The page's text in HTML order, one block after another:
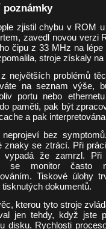
poznámky
zjistil chybu v ROM
zavedl novou verzi
čipu z 33 MHz na
stroje získaly na
největších problémů
na seznam výše,
portu nebo
paměti, pak být
a pak
neprojeví bez
znaky se ztrácí. Při
vypadá že zamrzl.
se monitor často
Tiskové úlohy
dokumentů.
kterou tyto stroje
jen tehdy, když jste
disku. Rychlosti